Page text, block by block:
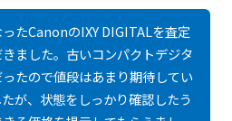
たCanonのIXY DIGITALを査定
きました。古いコンパクトデジタ
たので値段はあまり期待してい
が、状態をしっかり確認したう